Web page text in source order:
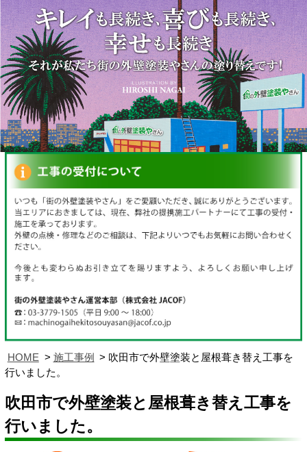
HOME 施工事例
吹田市で外壁塗装と屋根葺き替え工事を
行いました。
吹田市で外壁塗装と屋根葺き替え工事を
行いました。